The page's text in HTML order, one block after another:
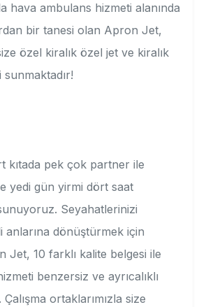
hava ambulans hizmeti alanında
bir tanesi olan Apron Jet,
özel kiralık özel jet ve kiralık
kıtada pek çok partner ile
yedi gün yirmi dört saat
Seyahatlerinizi
anlarına dönüştürmek için
Jet, 10 farklı kalite belgesi ile
benzersiz ve ayrıcalıklı
ortaklarımızla size